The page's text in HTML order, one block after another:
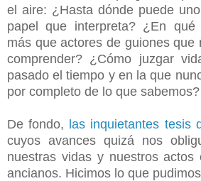
el aire: ¿Hasta dónde puede
papel que interpreta? ¿En
más que actores de guiones que
comprender? ¿Cómo juzgar
pasado el tiempo y en la que
por completo de lo que sabemos?
De fondo, las inquietantes tesis
cuyos avances quizá nos
nuestras vidas y nuestros actos
ancianos. Hicimos lo que